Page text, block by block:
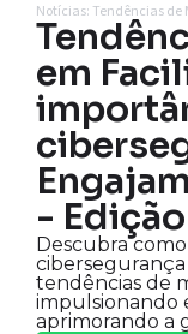
Notícias: Tendências
em
-
Descubra
tendências de
impulsionando
aprimorando a